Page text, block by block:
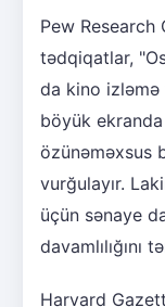
Pew Research
tədqiqatlar,
da kino
böyük
özünəməxsus
vurğulayır.
üçün sənaye
davamlılığını
Harvard